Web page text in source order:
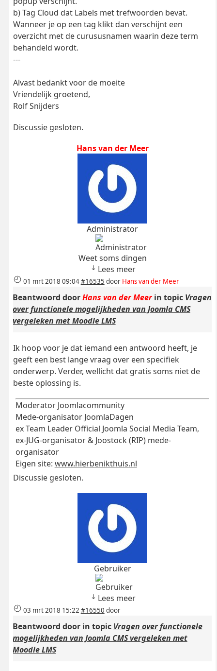
b) Tag Cloud dat Labels met trefwoorden bevat.
Wanneer je op een tag klikt dan verschijnt een
overzicht met de curususnamen waarin deze term
behandeld wordt.
---
Alvast bedankt voor de moeite
Vriendelijk groetend,
Rolf Snijders
Discussie gesloten.
Hans van der Meer
Administrator
Weet soms dingen
Lees meer
01 mrt 2018 09:04#16535 door Hans van der Meer
Beantwoord doorHans van der Meerin topic Vragen
over functionele mogelijkheden van Joomla CMS
vergeleken met Moodle LMS
Ik hoop voor je dat iemand een antwoord heeft, je
geeft een best lange vraag over een specifiek
onderwerp. Verder, wellicht dat gratis soms niet de
beste oplossing is.
Moderator Joomlacommunity
Mede-organisator JoomlaDagen
ex Team Leader Official Joomla Social Media Team,
ex-JUG-organisator & Joostock (RIP) mede-
organisator
Eigen site: www.hierbenikthuis.nl
Discussie gesloten.
Gebruiker
Lees meer
03 mrt 2018 15:22 #16550 door
Beantwoord door in topic Vragen over functionele
mogelijkheden van Joomla CMS vergeleken met
Moodle LMS